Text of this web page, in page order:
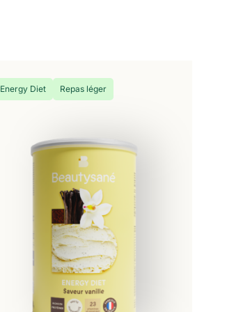
Energy Diet Repas léger